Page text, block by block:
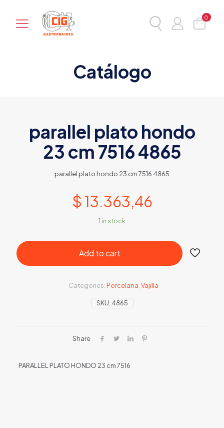
0
Catálogo
parallel plato hondo
23 cm 7516 4865
parallel plato hondo 23 cm 7516 4865
$ 13.363,46
1 in stock
Add to cart
SKU: 4865
Categories:Porcelana Vajilla
Share
PARALLEL PLATO HONDO 23 cm 7516